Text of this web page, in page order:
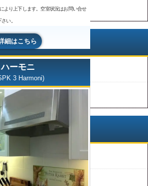
ルド
ア以外の地域
シア国内
ールバル
より上下します。空室状況はお問い合せ
さい。
細はこちら
ーモニ
3 Harmoni)